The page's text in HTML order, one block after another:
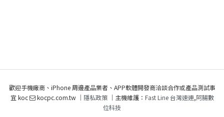
歡迎手機廠商、iPhone 周邊產品業者、APP軟體開發商洽談合作或產品測試事
宜 koc
kocpc.com.tw ｜ 隱私政策｜主機維護： Fast Line 台灣速連,阿腸數
位科技